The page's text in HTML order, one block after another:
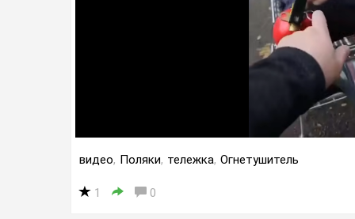
видео, Поляки, тележка, Огнетушитель
1 0